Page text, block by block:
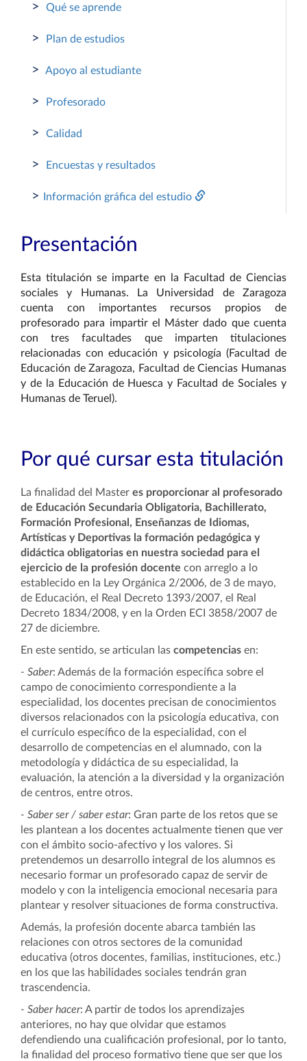
> Qué se aprende
> Plan de estudios
> Apoyo al estudiante
> Profesorado
> Calidad
> Encuestas y resultados
> Información gráfica del estudio
Presentación
Esta titulación se imparte en la Facultad de Ciencias
sociales y Humanas. La Universidad de Zaragoza
cuenta con importantes recursos propios de
profesorado para impartir el Máster dado que cuenta
con tres facultades que imparten titulaciones
relacionadas con educación y psicología (Facultad de
Educación de Zaragoza, Facultad de Ciencias Humanas
y de la Educación de Huesca y Facultad de Sociales y
Humanas de Teruel).
Por qué cursar esta titulación
La finalidad del Master es proporcionar al profesorado
de Educación Secundaria Obligatoria, Bachillerato,
Formación Profesional, Enseñanzas de Idiomas,
Artísticas y Deportivas la formación pedagógica y
didáctica obligatorias en nuestra sociedad para el
ejercicio de la profesión docente con arreglo a lo
establecido en la Ley Orgánica 2/2006, de 3 de mayo,
de Educación, el Real Decreto 1393/2007, el Real
Decreto 1834/2008, y en la Orden ECI 3858/2007 de
27 de diciembre.
En este sentido, se articulan las competencias en:
- Saber: Además de la formación específica sobre el
campo de conocimiento correspondiente a la
especialidad, los docentes precisan de conocimientos
diversos relacionados con la psicología educativa, con
el currículo específico de la especialidad, con el
desarrollo de competencias en el alumnado, con la
metodología y didáctica de su especialidad, la
evaluación, la atención a la diversidad y la organización
de centros, entre otros.
- Saber ser / saber estar: Gran parte de los retos que se
les plantean a los docentes actualmente tienen que ver
con el ámbito socio-afectivo y los valores. Si
pretendemos un desarrollo integral de los alumnos es
necesario formar un profesorado capaz de servir de
modelo y con la inteligencia emocional necesaria para
plantear y resolver situaciones de forma constructiva.
Además, la profesión docente abarca también las
relaciones con otros sectores de la comunidad
educativa (otros docentes, familias, instituciones, etc.)
en los que las habilidades sociales tendrán gran
trascendencia.
- Saber hacer: A partir de todos los aprendizajes
anteriores, no hay que olvidar que estamos
defendiendo una cualificación profesional, por lo tanto,
la finalidad del proceso formativo tiene que ser que los